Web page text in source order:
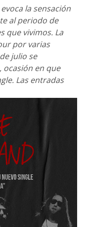
la sensación
al periodo de
que vivimos. La
por varias
julio se
ocasión en que
Las entradas